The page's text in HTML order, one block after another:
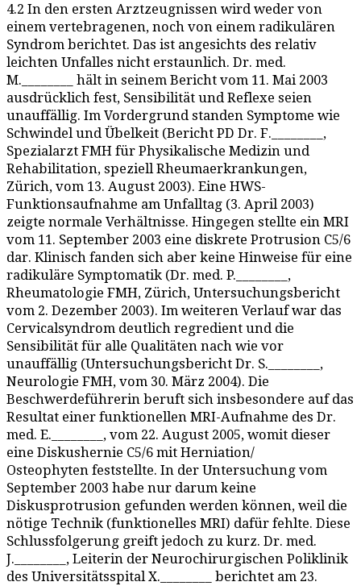
4.2 In den ersten Arztzeugnissen wird weder von
einem vertebragenen, noch von einem radikulären
Syndrom berichtet. Das ist angesichts des relativ
leichten Unfalles nicht erstaunlich. Dr. med.
M.________ hält in seinem Bericht vom 11. Mai 2003
ausdrücklich fest, Sensibilität und Reflexe seien
unauffällig. Im Vordergrund standen Symptome wie
Schwindel und Übelkeit (Bericht PD Dr. F.________,
Spezialarzt FMH für Physikalische Medizin und
Rehabilitation, speziell Rheumaerkrankungen,
Zürich, vom 13. August 2003). Eine HWS-
Funktionsaufnahme am Unfalltag (3. April 2003)
zeigte normale Verhältnisse. Hingegen stellte ein MRI
vom 11. September 2003 eine diskrete Protrusion C5/6
dar. Klinisch fanden sich aber keine Hinweise für eine
radikuläre Symptomatik (Dr. med. P.________,
Rheumatologie FMH, Zürich, Untersuchungsbericht
vom 2. Dezember 2003). Im weiteren Verlauf war das
Cervicalsyndrom deutlich regredient und die
Sensibilität für alle Qualitäten nach wie vor
unauffällig (Untersuchungsbericht Dr. S.________,
Neurologie FMH, vom 30. März 2004). Die
Beschwerdeführerin beruft sich insbesondere auf das
Resultat einer funktionellen MRI-Aufnahme des Dr.
med. E.________, vom 22. August 2005, womit dieser
eine Diskushernie C5/6 mit Herniation/
Osteophyten feststellte. In der Untersuchung vom
September 2003 habe nur darum keine
Diskusprotrusion gefunden werden können, weil die
nötige Technik (funktionelles MRI) dafür fehlte. Diese
Schlussfolgerung greift jedoch zu kurz. Dr. med.
J.________, Leiterin der Neurochirurgischen Poliklinik
des Universitätsspital X.________ berichtet am 23.